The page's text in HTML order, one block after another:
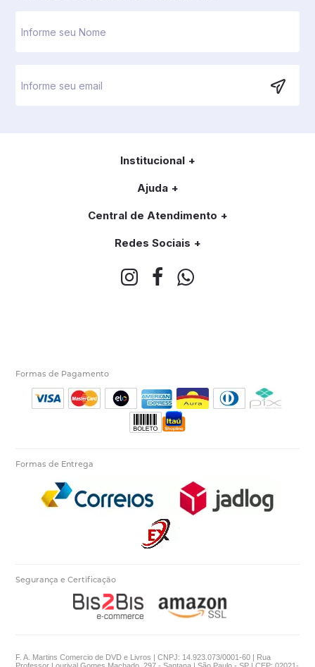
Institucional
Ajuda
Central de Atendimento
Redes Sociais
Formas de Pagamento
Formas de Entrega
Segurança e Certificação
F. A. Martins Comercio de DVD e Livros | CNPJ: 14.923.073/0001-60 | Rua